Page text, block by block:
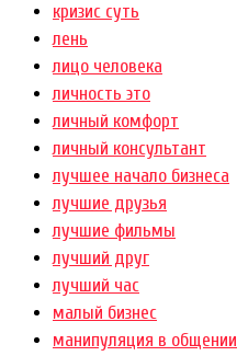
кризис суть
лень
лицо человека
личность это
личный комфорт
личный консультант
лучшее начало бизнеса
лучшие друзья
лучшие фильмы
лучший друг
лучший час
малый бизнес
манипуляция в общении